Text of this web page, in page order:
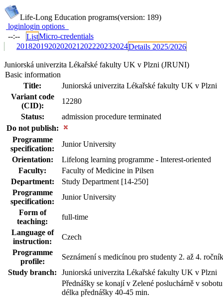
Life-Long Education programs(version: 189)
loginlogin options
--:--
ListMicro-credentials
2018201920202021 202220232024Details 2025/2026
Juniorská univerzita Lékařské fakulty UK v Plzni (JRUNI)
Basic information
Title:
Juniorská univerzita Lékařské fakulty UK v Plzni
Variant code
(CID):
12280
Status:
admission procedure terminated
Do not publish:
Programme
specification:
Junior University
Orientation:
Lifelong learning programme - Interest-oriented
Faculty:
Faculty of Medicine in Pilsen
Department:
Study Department [14-250]
Programme
specification:
Junior University
Form of
teaching:
full-time
Language of
instruction:
Czech
Programme
profile:
Seznámení s medicínou pro studenty 2. až 4.
Study branch:
Juniorská univerzita Lékařské fakulty UK v Plzni
Přednášky se konají v Zelené posluchárně v
délka přednášky 40-45 min.